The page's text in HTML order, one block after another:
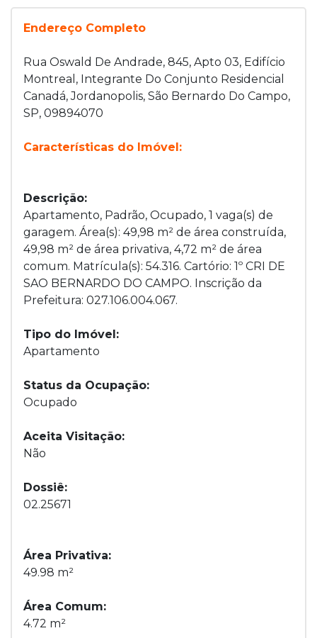
Endereço Completo
Rua Oswald De Andrade, 845, Apto 03, Edifício
Montreal, Integrante Do Conjunto Residencial
Canadá, Jordanopolis, São Bernardo Do Campo,
SP, 09894070
Características do Imóvel:
Descrição:
Apartamento, Padrão, Ocupado, 1 vaga(s) de
garagem. Área(s): 49,98 m² de área construída,
49,98 m² de área privativa, 4,72 m² de área
comum. Matrícula(s): 54.316. Cartório: 1º CRI DE
SAO BERNARDO DO CAMPO. Inscrição da
Prefeitura: 027.106.004.067.
Tipo do Imóvel:
Apartamento
Status da Ocupação:
Ocupado
Aceita Visitação:
Não
Dossiê:
02.25671
Área Privativa:
49.98 m²
Área Comum:
4.72 m²